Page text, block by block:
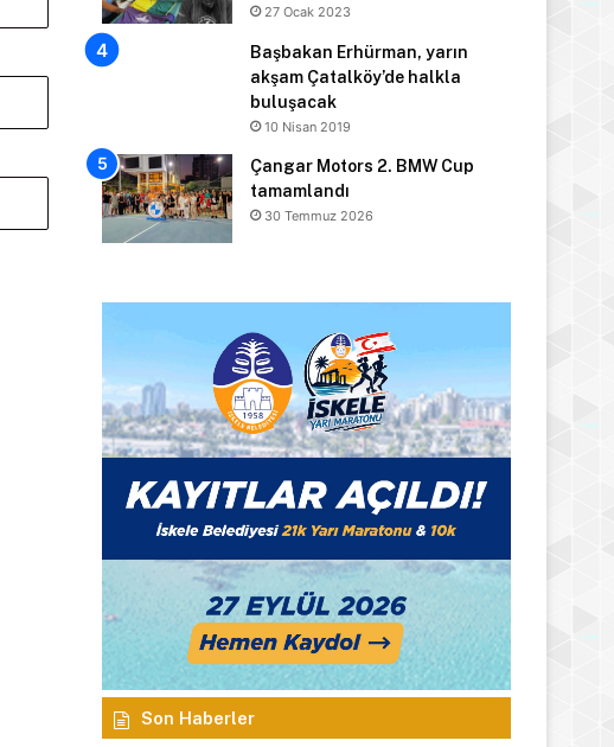
27 Ocak 2023
Başbakan Erhürman, yarın
akşam Çatalköy’de halkla
buluşacak
10 Nisan 2019
Çangar Motors 2. BMW Cup
tamamlandı
30 Temmuz 2026
Son Haberler